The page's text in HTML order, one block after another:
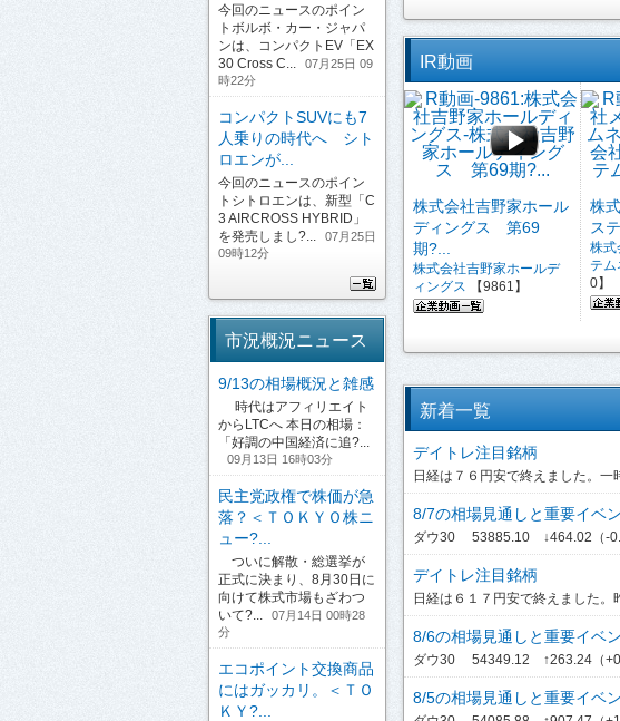
IR動画
株式会社吉野家ホール
ディングス 第69
期?...
株式会社吉野家ホールデ
ィングス 【9861】
株
ス
株式
テム
0】
新着一覧
デイトレ注目銘柄
日経は７６円安で終えました。
8/7の相場見通しと重要イベ
ダウ30 53885.10 ↓464.02（-
デイトレ注目銘柄
日経は６１７円安で終えました
8/6の相場見通しと重要イベ
ダウ30 54349.12 ↑263.24（
8/5の相場見通しと重要イベ
今回のニュースのポイン
トボルボ・カー・ジャパ
ンは、コンパクトEV「EX
30 Cross C...
07月25日 09
時22分
コンパクトSUVにも7
人乗りの時代へ シト
ロエンが...
今回のニュースのポイン
トシトロエンは、新型「C
3 AIRCROSS HYBRID」
を発売しまし?...
07月25日
09時12分
市況概況ニュース
9/13の相場概況と雑感
時代はアフィリエイト
からLTCへ 本日の相場：
「好調の中国経済に追?...
09月13日 16時03分
民主党政権で株価が急
落？＜ＴＯＫＹＯ株ニ
ュー?...
ついに解散・総選挙が
正式に決まり、8月30日に
向けて株式市場もざわつ
いて?...
07月14日 00時28
分
エコポイント交換商品
にはガッカリ。＜ＴＯ
ＫＹ?...